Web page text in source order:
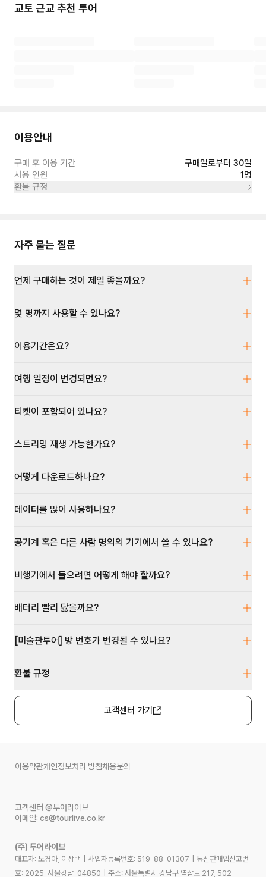
교토근교 추천 투어
이용안내
구매 후 이용 기간
구매일로부터 30일
사용 인원
1명
환불 규정
자주 묻는 질문
언제 구매하는 것이 제일 좋을까요?
몇 명까지 사용할 수 있나요?
이용기간은요?
여행 일정이 변경되면요?
티켓이 포함되어 있나요?
스트리밍 재생 가능한가요?
어떻게 다운로드하나요?
데이터를 많이 사용하나요?
공기계 혹은 다른 사람 명의의 기기에서 쓸 수 있나요?
비행기에서 들으려면 어떻게 해야 할까요?
배터리 빨리 닳을까요?
[미술관투어] 방 번호가 변경될 수 있나요?
환불 규정
고객센터 가기
이용약관개인정보처리 방침채용문의
고객센터 @투어라이브
이메일: cs@tourlive.co.kr
(주) 투어라이브
대표자: 노경아, 이상백 사업자등록번호: 519-88-01307
통신판매업신고번
호: 2025-서울강남-04850 주소: 서울특별시 강남구 역삼로 217, 502